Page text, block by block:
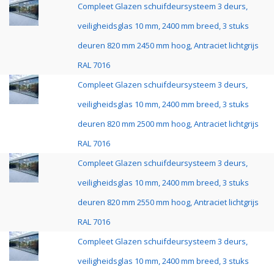
Compleet Glazen schuifdeursysteem 3 deurs,
veiligheidsglas 10 mm, 2400 mm breed, 3 stuks
deuren 820 mm 2450 mm hoog, Antraciet lichtgrijs
RAL 7016
Compleet Glazen schuifdeursysteem 3 deurs,
veiligheidsglas 10 mm, 2400 mm breed, 3 stuks
deuren 820 mm 2500 mm hoog, Antraciet lichtgrijs
RAL 7016
Compleet Glazen schuifdeursysteem 3 deurs,
veiligheidsglas 10 mm, 2400 mm breed, 3 stuks
deuren 820 mm 2550 mm hoog, Antraciet lichtgrijs
RAL 7016
Compleet Glazen schuifdeursysteem 3 deurs,
veiligheidsglas 10 mm, 2400 mm breed, 3 stuks